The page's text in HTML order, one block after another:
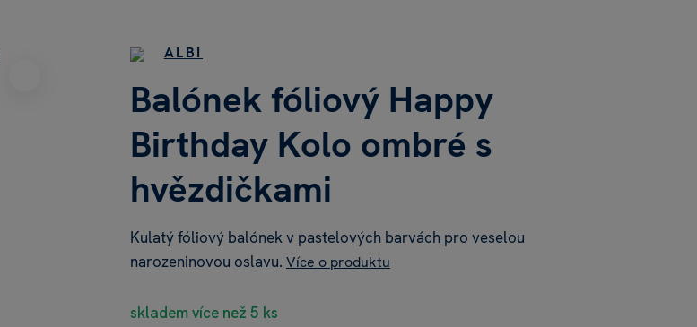
ALBI
Balónek fóliový Happy
Birthday Kolo ombré s
hvězdičkami
Kulatý fóliový balónek v pastelových barvách pro veselou
narozeninovou oslavu. Více o produktu
skladem více než 5 ks